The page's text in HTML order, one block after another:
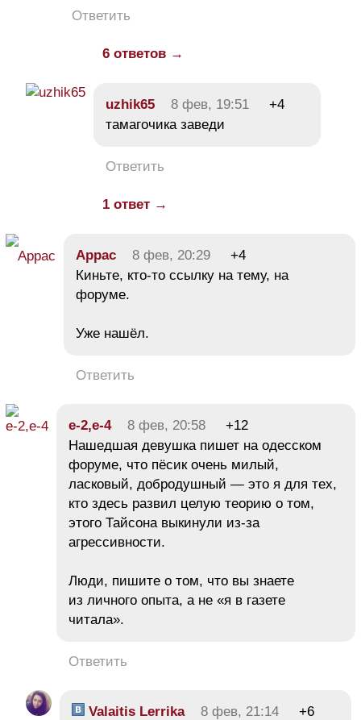
Ответить
6 ответов →
uzhik65 8 фев, 19:51
+4
тамагочика заведи
Ответить
1 ответ →
Аррас 8 фев, 20:29
+4
Киньте, кто-то ссылку на тему, на
форуме.
Уже нашёл.
Ответить
е-2,е-4 8 фев, 20:58
+12
Нашедшая девушка пишет на одесском
форуме, что пёсик очень милый,
ласковый, добродушный — это я для тех,
кто здесь развил целую теорию о том,
этого Тайсона выкинули из-за
агрессивности.
Люди, пишите о том, что вы знаете
из личного опыта, а не «я в газете
читала».
Ответить
Valaitis Lerrika 8 фев, 21:14
+6